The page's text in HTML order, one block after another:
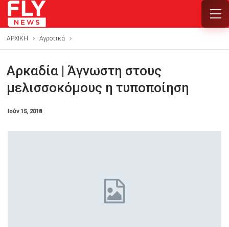
ΑΡΧΙΚΗ Αγροτικά
Αρκαδία | Άγνωστη στους
μελισσοκόμους η τυποποίηση
Ιούν 15, 2018